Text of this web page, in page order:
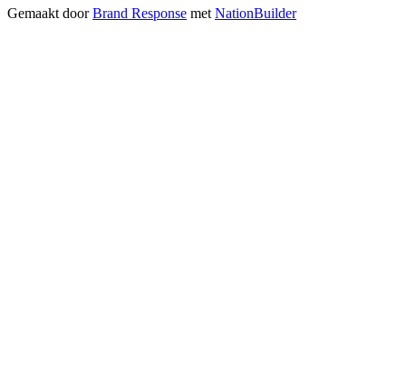
Gemaakt doorBrand Response met NationBuilder